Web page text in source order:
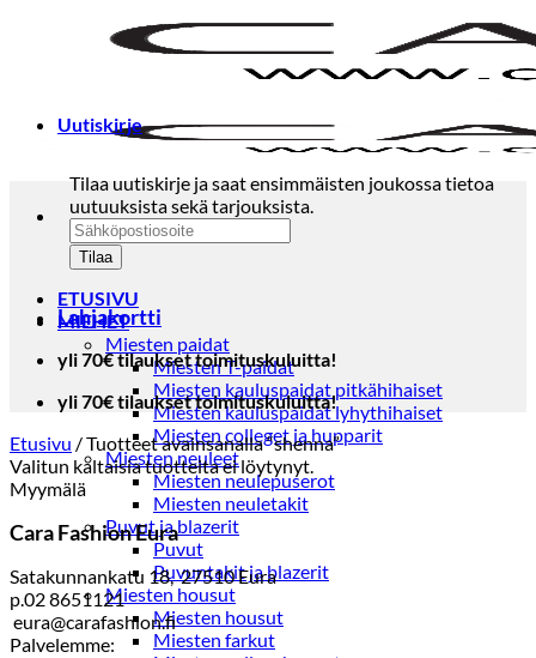
ETUSIVU
MIEHET
Miesten paidat
Miesten T-paidat
Miesten kauluspaidat pitkähihaiset
Miesten kauluspaidat lyhythihaiset
Miesten colleget ja hupparit
Miesten neuleet
Miesten neulepuserot
Miesten neuletakit
Puvut ja blazerit
Puvut
Puvuntakit ja blazerit
Miesten housut
Miesten housut
Miesten farkut
Uutiskirje
Tilaa uutiskirje ja saat ensimmäisten joukossa tietoa
uutuuksista sekä tarjouksista.
Lahjakortti
yli 70€ tilaukset toimituskuluitta!
yli 70€ tilaukset toimituskuluitta!
Etusivu /Tuotteet avainsanalla “shenna”
Valitun kaltaisia tuotteita ei löytynyt.
Myymälä
Cara Fashion Eura
Satakunnankatu 18, 27510 Eura
p.02 8651121
eura@carafashion.fi
Palvelemme: